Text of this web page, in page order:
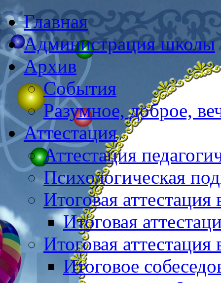
Главная
Администрация школы
Архив
События
Разумное, доброе,
Аттестация
Аттестация
Психологическая
Итоговая
Итоговая
Итоговая
Итоговое